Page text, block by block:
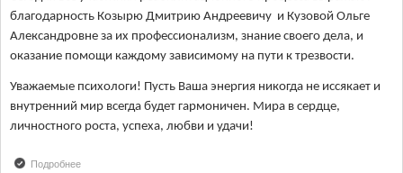
благодарность Козырю Дмитрию Андреевичу и Кузовой Ольге
Александровне за их профессионализм, знание своего дела, и
оказание помощи каждому зависимому на пути к трезвости.
Уважаемые психологи! Пусть Ваша энергия никогда не иссякает и
внутренний мир всегда будет гармоничен. Мира в сердце,
личностного роста, успеха, любви и удачи!
Подробнеео С праздником - с Днем психолога!